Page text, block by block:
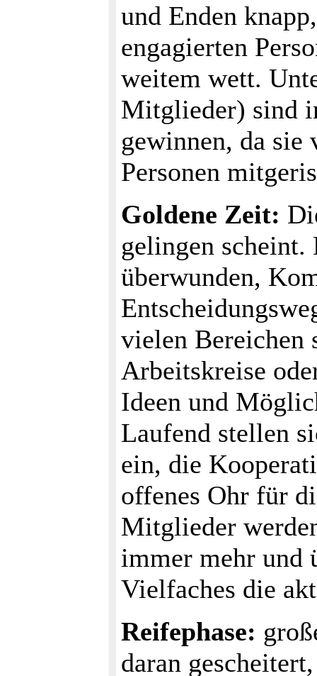
und Enden
engagierten
weitem wett.
Mitglieder) sind
gewinnen, da sie
Personen
Goldene Zeit:
gelingen
überwunden,
vielen Bereichen
Arbeitskreise
Ideen und
Laufend stellen
ein, die
offenes Ohr für
Mitglieder
immer mehr und
Vielfaches die
Reifephase:
daran